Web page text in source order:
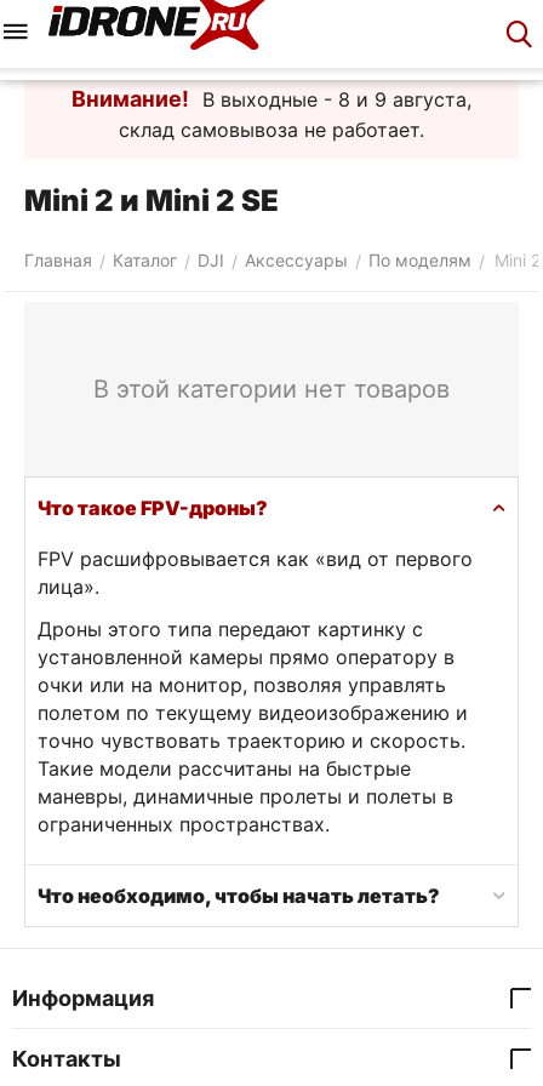
Внимание!
В выходные - 8 и 9 августа,
склад самовывоза не работает.
Mini 2 и Mini 2 SE
Главная / Каталог / DJI / Аксессуары / По моделям / Mini
Что такое FPV-дроны?
FPV расшифровывается как «вид от первого
лица».
Дроны этого типа передают картинку с
установленной камеры прямо оператору в
очки или на монитор, позволяя управлять
полетом по текущему видеоизображению и
точно чувствовать траекторию и скорость.
Такие модели рассчитаны на быстрые
маневры, динамичные пролеты и полеты в
ограниченных пространствах.
Что необходимо, чтобы начать летать?
В этой категории нет товаров
Информация
Контакты
Корзина